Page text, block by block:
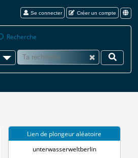
Se connecter Créer un compte
Recherche
Lien de plongeur aléatoire
unterwasserweltberlin